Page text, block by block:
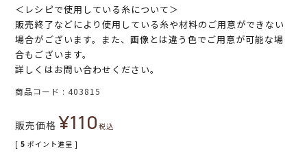
＜レシピで使用している糸について＞
販売終了などにより使用している糸や材料のご用意ができない
場合がございます。また、画像とは違う色でご用意が可能な場
合もございます。
詳しくはお問い合わせください。
商品コード 403815
販売価格 ¥110税込
[ 5 ポイント進呈 ]